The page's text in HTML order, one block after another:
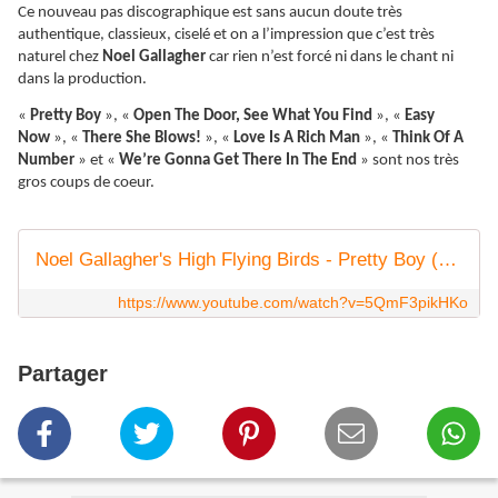
Ce nouveau pas discographique est sans aucun doute très
authentique, classieux, ciselé et on a l’impression que c’est très
naturel chez Noel Gallagher car rien n’est forcé ni dans le chant ni
dans la production.
« Pretty Boy », « Open The Door, See What You Find », « Easy
Now », « There She Blows! », « Love Is A Rich Man », « Think Of A
Number » et « We’re Gonna Get There In The End » sont nos très
gros coups de coeur.
Noel Gallagher's High Flying Birds - Pretty Boy (Official Lyric Video)
https://www.youtube.com/watch?v=5QmF3pikHKo
Partager